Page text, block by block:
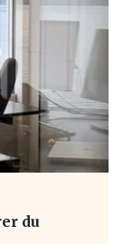
du